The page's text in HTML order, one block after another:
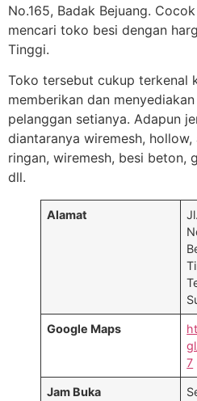
No.165, Badak Bejuang.
mencari toko besi dengan
Tinggi.
Toko tersebut cukup terkenal
memberikan dan
pelanggan setianya. Adapun
diantaranya wiremesh,
ringan, wiremesh, besi beton,
dll.
Alamat
Google Maps
7
Jam Buka